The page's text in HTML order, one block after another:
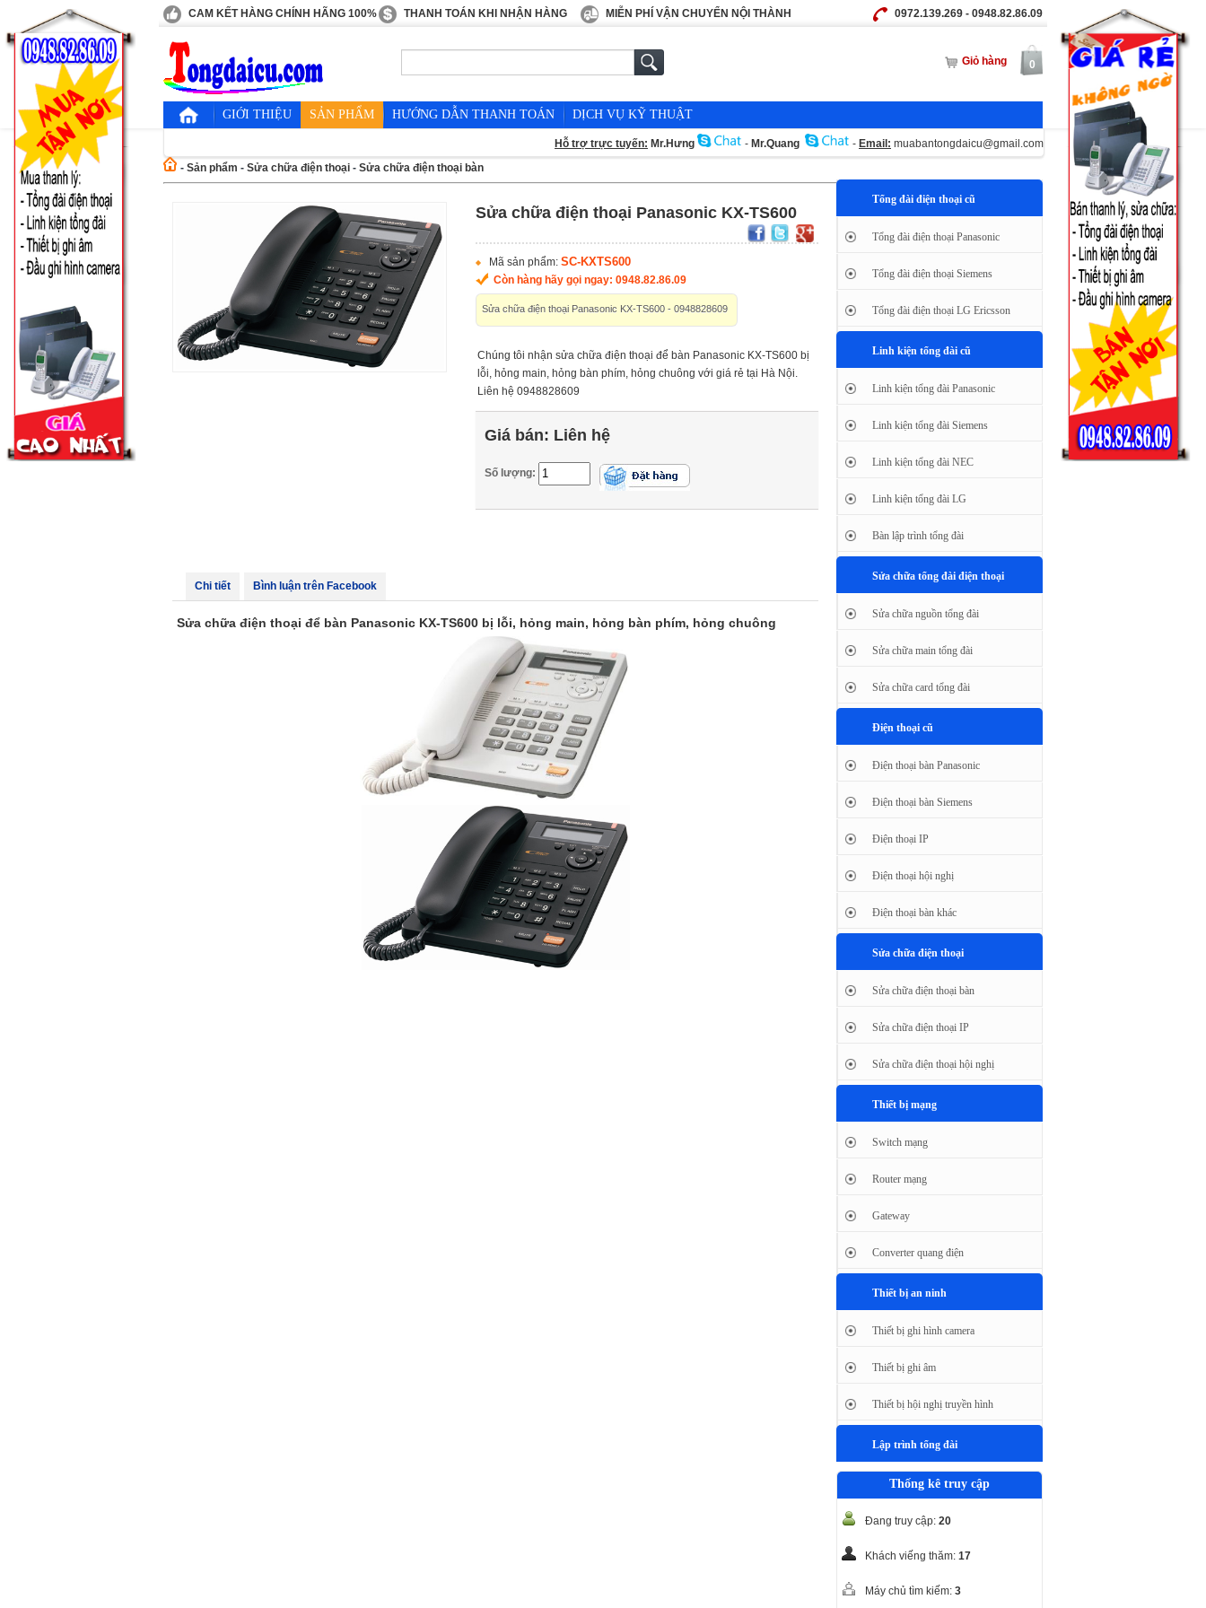
CAM KẾT HÀNG CHÍNH HÃNG 100% THANH TOÁN KHI NHẬN HÀNG MIỄN PHÍ VẬN CHUYỂN NỘI THÀNH 0972.139.269 - 0948.82.86.09
Giỏ hàng 0
GIỚI THIỆU SẢN PHẨM HƯỚNG DẪN THANH TOÁN DỊCH VỤ KỸ THUẬT
Hỗ trợ trực tuyến: Mr.Hưng - Mr.Quang - Email: muabantongdaicu@gmail.com
- Sản phẩm - Sửa chữa điện thoại - Sửa chữa điện thoại bàn
Sửa chữa điện thoại Panasonic KX-TS600
Mã sản phẩm:SC-KXTS600
Còn hàng hãy gọi ngay: 0948.82.86.09
Sửa chữa điện thoại Panasonic KX-TS600 - 0948828609
Chúng tôi nhận sửa chữa điện thoại để bàn Panasonic KX-TS600 bị
lỗi, hỏng main, hỏng bàn phím, hỏng chuông với giá rẻ tại Hà Nội.
Liên hệ 0948828609
Giá bán: Liên hệ
Số lượng:
Chi tiết Bình luận trên Facebook
Sửa chữa điện thoại để bàn Panasonic KX-TS600 bị lỗi, hỏng main, hỏng bàn phím, hỏng chuông
Tổng đài điện thoại cũ
Tổng đài điện thoại Panasonic
Tổng đài điện thoại Siemens
Tổng đài điện thoại LG Ericsson
Linh kiện tổng đài cũ
Linh kiện tổng đài Panasonic
Linh kiện tổng đài Siemens
Linh kiện tổng đài NEC
Linh kiện tổng đài LG
Bàn lập trình tổng đài
Sửa chữa tổng đài điện thoại
Sửa chữa nguồn tổng đài
Sửa chữa main tổng đài
Sửa chữa card tổng đài
Điện thoại cũ
Điện thoại bàn Panasonic
Điện thoại bàn Siemens
Điện thoại IP
Điện thoại hội nghị
Điện thoại bàn khác
Sửa chữa điện thoại
Sửa chữa điện thoại bàn
Sửa chữa điện thoại IP
Sửa chữa điện thoại hội nghị
Thiết bị mạng
Switch mạng
Router mạng
Gateway
Converter quang điện
Thiết bị an ninh
Thiết bị ghi hình camera
Thiết bị ghi âm
Thiết bị hội nghị truyền hình
Lập trình tổng đài
Thống kê truy cập
Đang truy cập: 20
Khách viếng thăm: 17
Máy chủ tìm kiếm: 3